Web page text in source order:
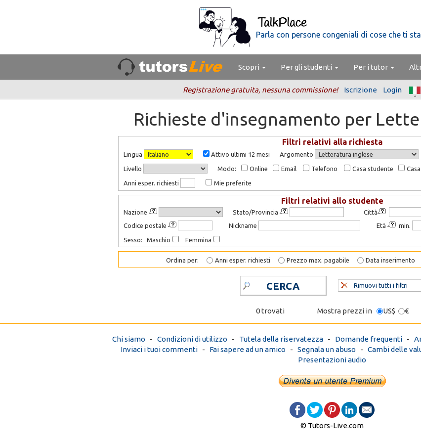
Parla con persone congeniali di cose che ti
Scopri Per gli studenti Per i tutor
Registrazione gratuita, nessuna commissione! Iscrizione Login
Richieste d'insegnamento per
Filtri relativi alla richiesta
Lingua Attivo ultimi 12 mesi Argomento
Livello Modo: Online Email Telefono Casa studente
Anni esper. richiesti Mie preferite
Filtri relativi allo studente
Nazione Stato/Provincia
Città
Codice postale
Nickname Età min.
Sesso: Maschio Femmina
Ordina per: Anni esper. richiesti Prezzo max. pagabile Data inserimento
CERCA Rimuovi tutti i filtri
0 trovati Mostra prezzi in US$ €
Chi siamo - Condizioni di utilizzo - Tutela della riservatezza- Domande frequenti-
Inviaci i tuoi commenti- Fai sapere ad un amico - Segnala un abuso - Cambi delle
Presentazioni audio
© Tutors-Live.com